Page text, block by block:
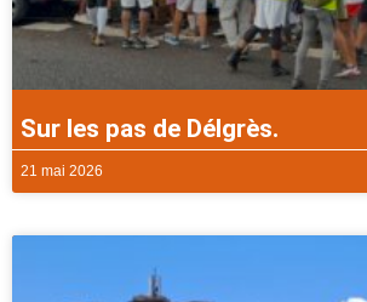
Sur les pas de Délgrès.
21 mai 2026